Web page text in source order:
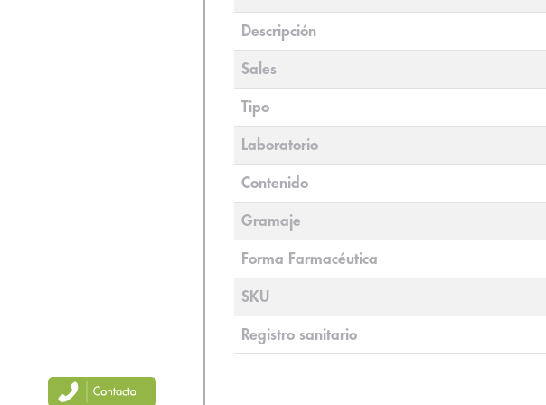
Descripción
Sales
Tipo
Laboratorio
Contenido
Gramaje
Forma Farmacéutica
SKU
Registro sanitario